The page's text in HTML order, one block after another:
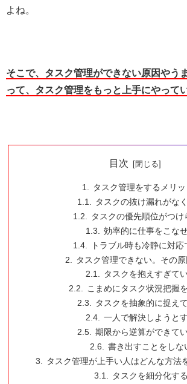
よね。
そこで、タスク管理ができない原因やう
って、タスク管理をもっと上手にやって
目次
タスク管理をするメリッ
タスクの抜け漏れがな
タスクの優先順位がつけ
効率的に仕事をこな
トラブル時も冷静に対応
タスク管理できない。その原
タスクを抱えすぎて
こまめにタスク状況把握
タスクを抽象的に捉え
一人で解決しようと
期限から逆算ができて
書き出すことをしな
タスク管理が上手い人はどんな方法
タスクを細分化する